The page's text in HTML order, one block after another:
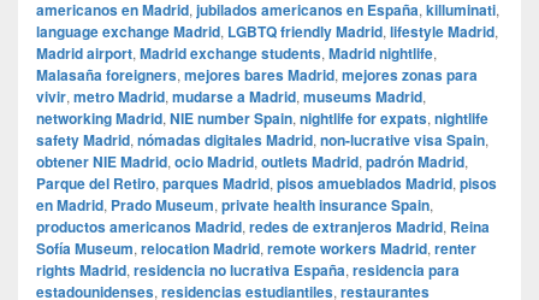
americanos en Madrid, jubilados americanos en España, killuminati,
language exchange Madrid, LGBTQ friendly Madrid, lifestyle Madrid,
Madrid airport, Madrid exchange students, Madrid nightlife,
Malasaña foreigners, mejores bares Madrid, mejores zonas para
vivir, metro Madrid, mudarse a Madrid, museums Madrid,
networking Madrid, NIE number Spain, nightlife for expats, nightlife
safety Madrid, nómadas digitales Madrid, non-lucrative visa Spain,
obtener NIE Madrid, ocio Madrid, outlets Madrid, padrón Madrid,
Parque del Retiro, parques Madrid, pisos amueblados Madrid, pisos
en Madrid, Prado Museum, private health insurance Spain,
productos americanos Madrid, redes de extranjeros Madrid, Reina
Sofía Museum, relocation Madrid, remote workers Madrid, renter
rights Madrid, residencia no lucrativa España, residencia para
estadounidenses, residencias estudiantiles, restaurantes